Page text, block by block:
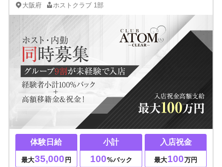
大阪府 ホストクラブ 1部
体験日給
最大35,000 円
小計
100%バック
入店祝金
最大100万円